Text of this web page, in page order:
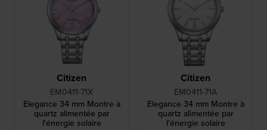
Citizen
EM0411-71X
Elegance 34 mm Montre à
quartz alimentée par
l'énergie solaire
Citizen
EM0411-71A
Elegance 34 mm Montre à
quartz alimentée par
l'énergie solaire